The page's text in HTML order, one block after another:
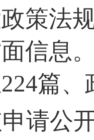
策法
信息
篇
请公